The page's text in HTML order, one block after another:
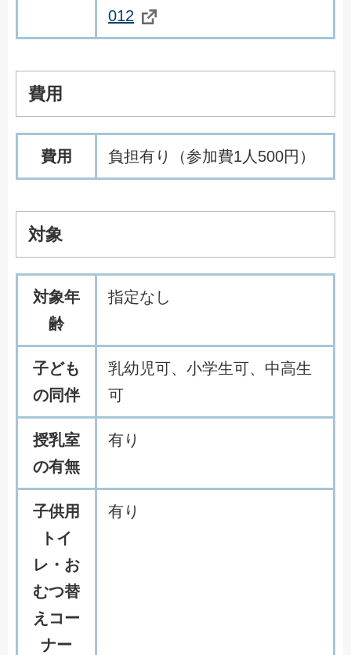
012
費用
費用 負担有り（参加費1人500円）
対象
対象年
齢
指定なし
子ども
の同伴
乳幼児可、小学生可、中高生
可
授乳室
の有無
有り
子供用
トイ
レ・お
むつ替
えコー
ナー
有り